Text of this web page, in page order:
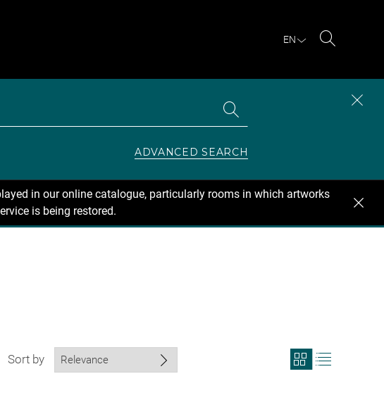
EN
ADVANCED SEARCH
in our online catalogue, particularly rooms in which artworks
is being restored.
Sort by
View
search